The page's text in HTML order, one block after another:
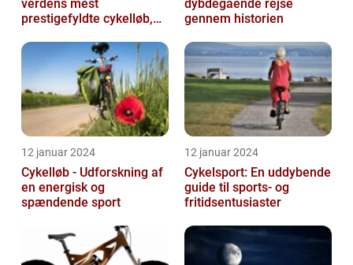
verdens mest
prestigefyldte cykelløb,
opmærksomhed fra
sports...
dybdegående rejse
gennem historien
12 januar 2024
Cykelløb - Udforskning af
en energisk og
spændende sport
12 januar 2024
Cykelsport: En uddybende
guide til sports- og
fritidsentusiaster